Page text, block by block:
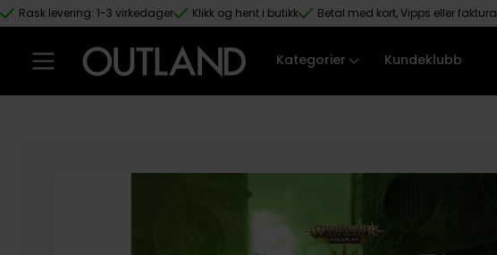
Hopp til hovedinnhold
Rask levering: 1-3 virkedager Klikk og hent i butikk Betal med kort, Vipps eller faktura
Kategorier Kundeklubb